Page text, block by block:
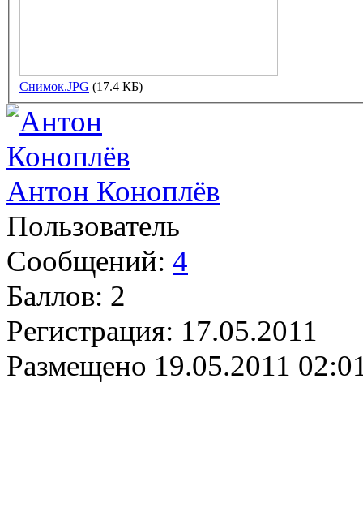
Снимок.JPG (17.4 КБ)
Антон Коноплёв
Пользователь
Сообщений: 4
Баллов: 2
Регистрация: 17.05.2011
Размещено 19.05.2011